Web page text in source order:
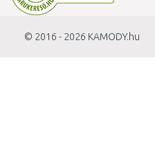
© 2016 - 2026 KAMODY.hu